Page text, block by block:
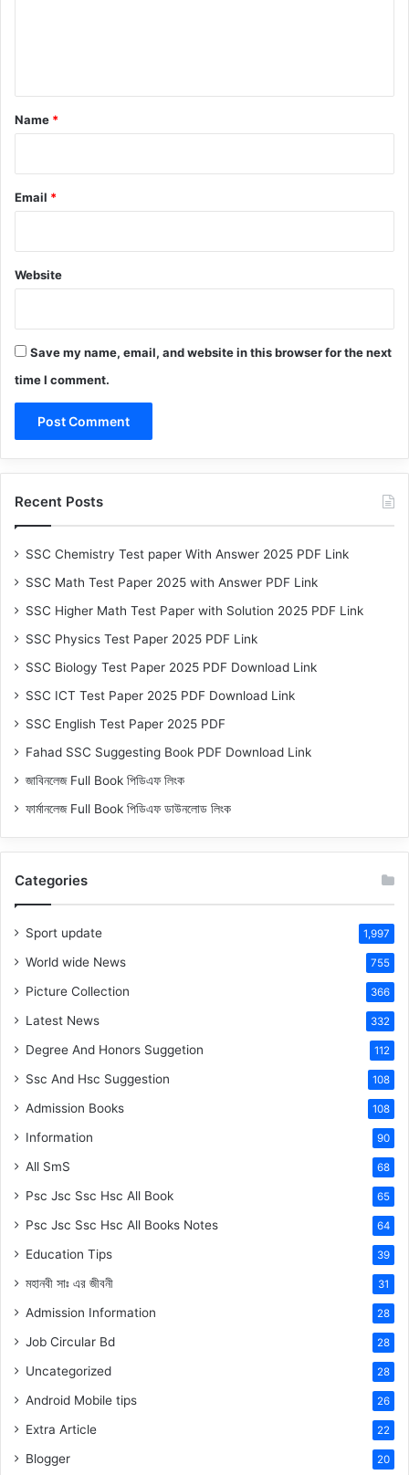
*
Name *
Email *
Website
Save my name, email, and website in this browser for the next
time I comment.
Recent Posts
SSC Chemistry Test paper With Answer 2025 PDF Link
SSC Math Test Paper 2025 with Answer PDF Link
SSC Higher Math Test Paper with Solution 2025 PDF Link
SSC Physics Test Paper 2025 PDF Link
SSC Biology Test Paper 2025 PDF Download Link
SSC ICT Test Paper 2025 PDF Download Link
SSC English Test Paper 2025 PDF
Fahad SSC Suggesting Book PDF Download Link
জাবিনলেজ Full Book পিডিএফ লিংক
ফার্মানলেজ Full Book পিডিএফ ডাউনলোড লিংক
Categories
Sport update 1,997
World wide News 755
Picture Collection 366
Latest News 332
Degree And Honors Suggetion 112
Ssc And Hsc Suggestion 108
Admission Books 108
Information 90
All SmS 68
Psc Jsc Ssc Hsc All Book 65
Psc Jsc Ssc Hsc All Books Notes 64
Education Tips 39
মহানবী সাঃ এর জীবনী 31
Admission Information 28
Job Circular Bd 28
Uncategorized 28
Android Mobile tips 26
Extra Article 22
Blogger 20